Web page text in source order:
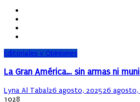
Editoriales y Opiniones
La Gran América… sin armas ni
Author
Lyna Al TabalPosted
26 agosto, 202526 agosto,
1028